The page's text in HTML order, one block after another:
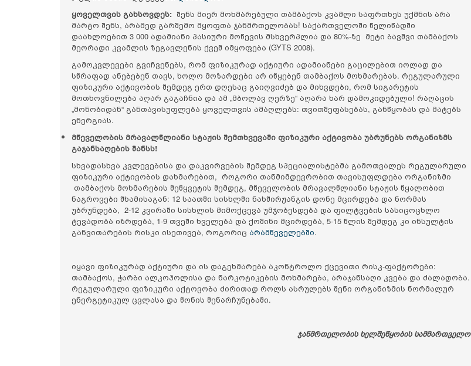
ყოველთვის გახსოვდეს: შენს მიერ მოხმარებული თამბაქოს კვამლი საფრთხეს უქმნის არა
მარტო შენს, არამედ გარშემო მყოფთა ჯანმრთელობას! საქართველოში წელიწადში
დაახლოებით 3 000 ადამიანი პასიური მოწევის მსხვერპლია და 80%-ზე მეტი ბავშვი თამბაქოს
მეორადი კვამლის ზეგავლენის ქვეშ იმყოფება (GYTS 2008).
გამოკვლევები გვიჩვენებს, რომ ფიზიკურად აქტიური ადამიანები გაცილებით იოლად და
სწრაფად ანებებენ თავს, ხოლო მოზარდები არ იწყებენ თამბაქოს მოხმარებას. რეგულარული
ფიზიკური აქტივობის შემდეგ ერთ დღესაც გაიღვიძებ და მიხვდები, რომ სიგარეტის
მოთხოვნილება აღარ გაგაჩნია და ამ „მბოლავ ღერზე“ აღარა ხარ დამოკიდებული! რაღაცის
„მონობიდან“ განთავისუფლება ყოველთვის ამაღლებს: თვითშეფასებას, განწყობას და მატებს
ენერგიას.
მწეველობის მრავალწლიანი სტაჟის შემთხვევაში ფიზიკური აქტივობა უბრუნებს ორგანიზმს
გაჯანსაღების შანსს!
სხვადასხვა კვლევებისა და დაკვირვების შემდეგ სპეციალისტებმა გამოთვალეს რეგულარული
ფიზიკური აქტივობის დახმარებით, როგორი თანმიმდევრობით თავისუფლდება ორგანიზმი
თამბაქოს მოხმარების შეწყვეტის შემდეგ, მწეველობის მრავალწლიანი სტაჟის წყალობით
ნაგროვები შხამისაგან: 12 საათში სისხლში ნახშირჟანგის დონე მცირდება და ნორმას
უბრუნდება, 2-12 კვირაში სისხლის მიმოქცევა უმჯობესდება და ფილტვების სასიცოცხლო
ტევადობა იზრდება, 1-9 თვეში ხველება და ქოშინი მცირდება, 5-15 წლის შემდეგ კი ინსულტის
განვითარების რისკი ისეთივეა, როგორიც არამწეველებში.
იყავი ფიზიკურად აქტიური და ის დაგეხმარება აკონტროლო ქცევითი რისკ-ფაქტორები:
თამბაქოს, ჭარბი ალკოჰოლისა და ნარკოტიკების მოხმარება, არაჯანსაღი კვება და ძალადობა.
რეგულარული ფიზიკური აქტოვობა ძირითად როლს ასრულებს შენი ორგანიზმის ნორმალურ
ენერგეტიკულ ცვლასა და წონის შენარჩუნებაში.
ჯანმრთელობის ხელშეწყობის სამმართველო